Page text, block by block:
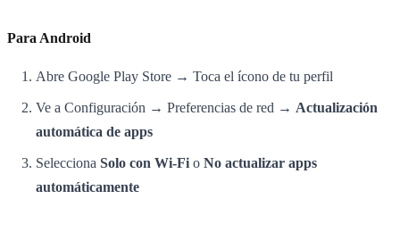
Para Android
Abre Google Play Store → Toca el ícono de tu perfil
Ve a Configuración → Preferencias de red → Actualización
automática de apps
Selecciona Solo con Wi-Fi o No actualizar apps
automáticamente